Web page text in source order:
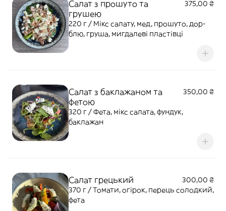
Салат з прошуто та
грушею
375,00 ₴
220 г / Мікс салату, мед, прошуто, дор-
блю, груша, мигдалеві пластівці
Салат з баклажаном та
фетою
350,00 ₴
320 г / Фета, мікс салата, фундук,
баклажан
Салат грецький
300,00 ₴
370 г / Томати, огірок, перець солодкий,
фета